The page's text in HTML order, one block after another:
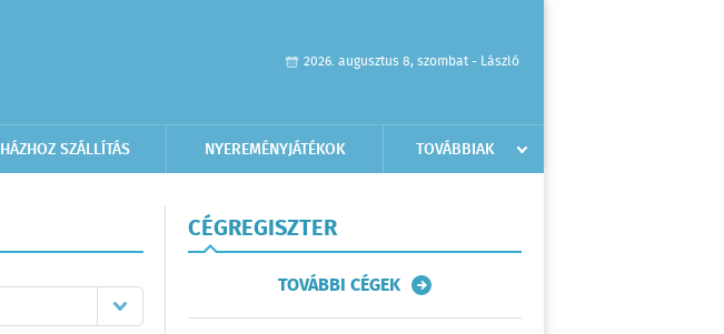
2026. augusztus 8, szombat - László
HÁZHOZ SZÁLLÍTÁS NYEREMÉNYJÁTÉKOK TOVÁBBIAK
CÉGREGISZTER
TOVÁBBI CÉGEK